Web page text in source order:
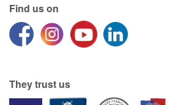
Find us on
They trust us